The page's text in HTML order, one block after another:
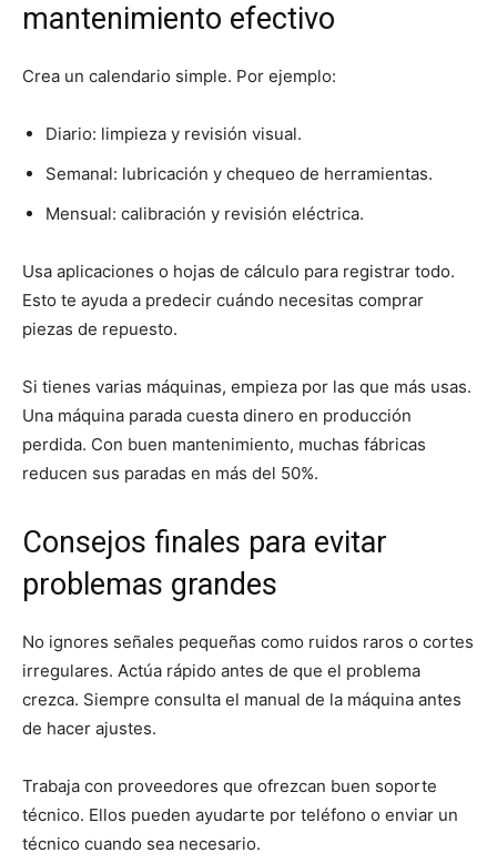
mantenimiento efectivo
Crea un calendario simple. Por ejemplo:
Diario: limpieza y revisión visual.
Semanal: lubricación y chequeo de herramientas.
Mensual: calibración y revisión eléctrica.
Usa aplicaciones o hojas de cálculo para registrar todo.
Esto te ayuda a predecir cuándo necesitas comprar
piezas de repuesto.
Si tienes varias máquinas, empieza por las que más usas.
Una máquina parada cuesta dinero en producción
perdida. Con buen mantenimiento, muchas fábricas
reducen sus paradas en más del 50%.
Consejos finales para evitar
problemas grandes
No ignores señales pequeñas como ruidos raros o cortes
irregulares. Actúa rápido antes de que el problema
crezca. Siempre consulta el manual de la máquina antes
de hacer ajustes.
Trabaja con proveedores que ofrezcan buen soporte
técnico. Ellos pueden ayudarte por teléfono o enviar un
técnico cuando sea necesario.